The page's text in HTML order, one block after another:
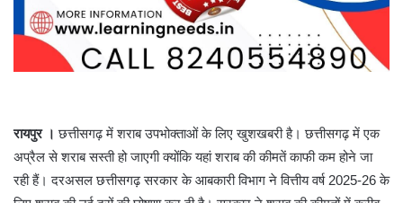
रायपुर । छत्तीसगढ़ में शराब उपभोक्ताओं के लिए खुशखबरी है। छत्तीसगढ़ में एक
अप्रैल से शराब सस्ती हो जाएगी क्योंकि यहां शराब की कीमतें काफी कम होने जा
रही हैं। दरअसल छत्तीसगढ़ सरकार के आबकारी विभाग ने वित्तीय वर्ष 2025-26 के